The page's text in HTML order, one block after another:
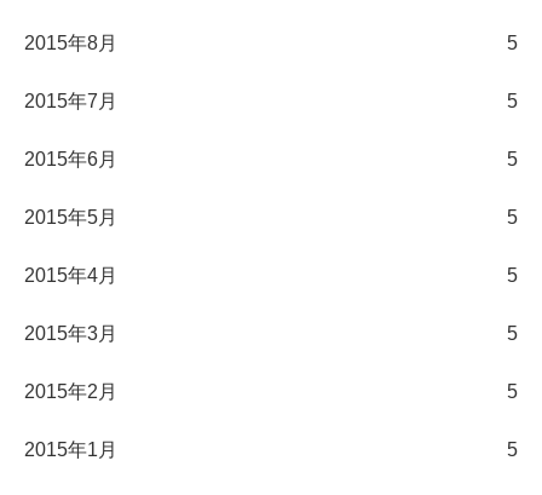
2015年8月 5
2015年7月 5
2015年6月 5
2015年5月 5
2015年4月 5
2015年3月 5
2015年2月 5
2015年1月 5